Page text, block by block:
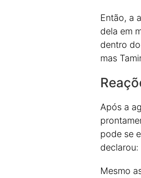
Então, a
dela em
dentro
mas
Após a
pode se
declarou:
Mesmo